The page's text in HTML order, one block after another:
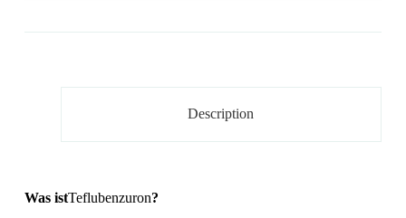
Description
Was istTeflubenzuron?